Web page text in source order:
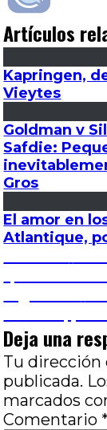
Artículos
Kapringen,
Vieytes
Goldman v
Safdie:
Gros
El amor en
Atlantique,
Navegación
de
entradas
Deja una
Tu dirección
publicada.
marcados
Comentario *